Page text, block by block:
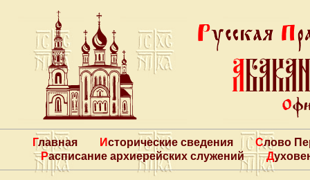
Главная Исторические сведения
Слово
Расписание архиерейских служений